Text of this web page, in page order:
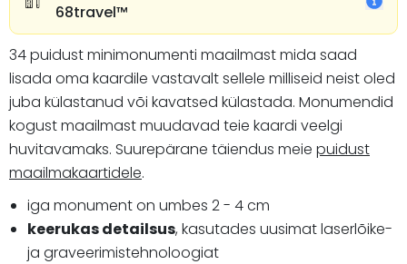
68travel™️
34 puidust minimonumenti maailmast mida saad
lisada oma kaardile vastavalt sellele milliseid neist oled
juba külastanud või kavatsed külastada. Monumendid
kogust maailmast muudavad teie kaardi veelgi
huvitavamaks. Suurepärane täiendus meie puidust
maailmakaartidele.
iga monument on umbes 2 - 4 cm
keerukas detailsus, kasutades uusimat laserlõike-
ja graveerimistehnoloogiat